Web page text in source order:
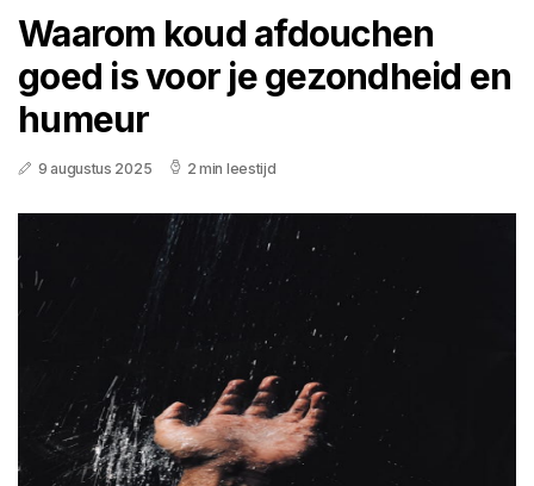
Waarom koud afdouchen
goed is voor je gezondheid en
humeur
9 augustus 2025 2 min leestijd